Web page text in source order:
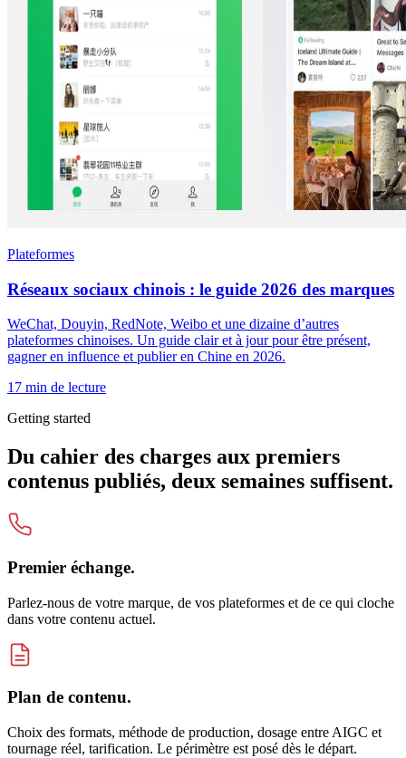
Plateformes
Réseaux sociaux chinois : le guide 2026 des marques
WeChat, Douyin, RedNote, Weibo et une dizaine d’autres
plateformes chinoises. Un guide clair et à jour pour être présent,
gagner en influence et publier en Chine en 2026.
17 min de lecture
Getting started
Du cahier des charges aux premiers
contenus publiés, deux semaines suffisent.
Premier échange.
Parlez-nous de votre marque, de vos plateformes et de ce qui cloche
dans votre contenu actuel.
Plan de contenu.
Choix des formats, méthode de production, dosage entre AIGC et
tournage réel, tarification. Le périmètre est posé dès le départ.